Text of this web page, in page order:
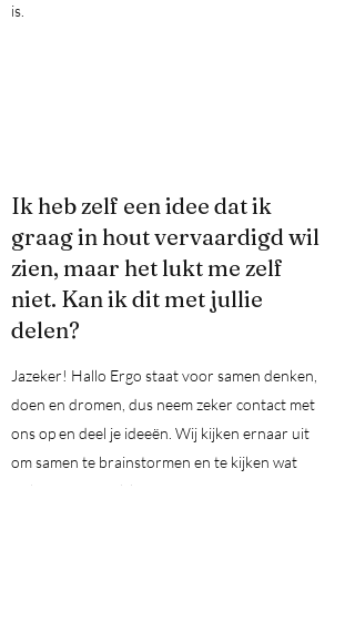
is.
Ik heb zelf een idee dat ik
graag in hout vervaardigd wil
zien, maar het lukt me zelf
niet. Kan ik dit met jullie
delen?
Jazeker! Hallo Ergo staat voor samen denken,
doen en dromen, dus neem zeker contact met
ons op en deel je ideeën. Wij kijken ernaar uit
om samen te brainstormen en te kijken wat
wel of niet mogelijk is!